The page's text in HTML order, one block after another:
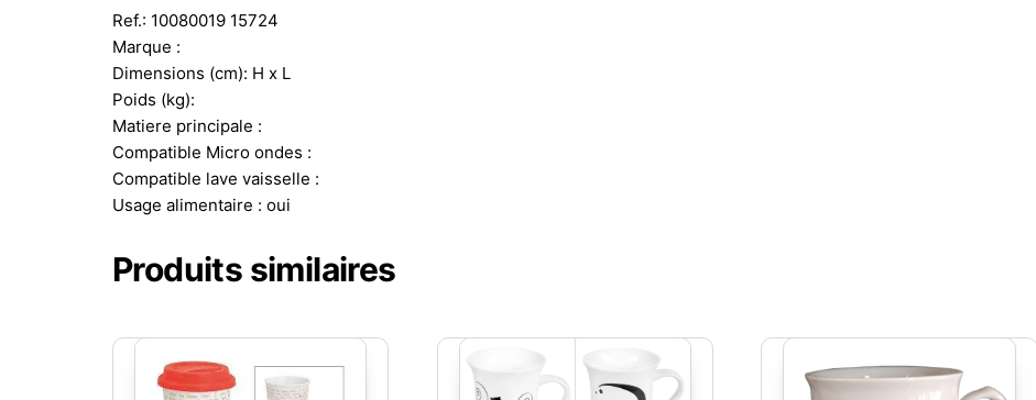
Ref.: 10080019 15724
Marque :
Dimensions (cm): H x L
Poids (kg):
Matiere principale :
Compatible Micro ondes :
Compatible lave vaisselle :
Usage alimentaire : oui
Produits similaires